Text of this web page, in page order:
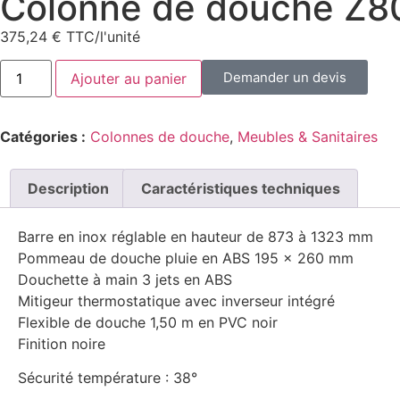
375,24 € TTC/l'unité
Ajouter au panier Demander un devis
Catégories : Colonnes de douche, Meubles & Sanitaires
Description Caractéristiques techniques
Barre en inox réglable en hauteur de 873 à 1323 mm
Pommeau de douche pluie en ABS 195 x 260 mm
Douchette à main 3 jets en ABS
Mitigeur thermostatique avec inverseur intégré
Flexible de douche 1,50 m en PVC noir
Finition noire
Sécurité température : 38°